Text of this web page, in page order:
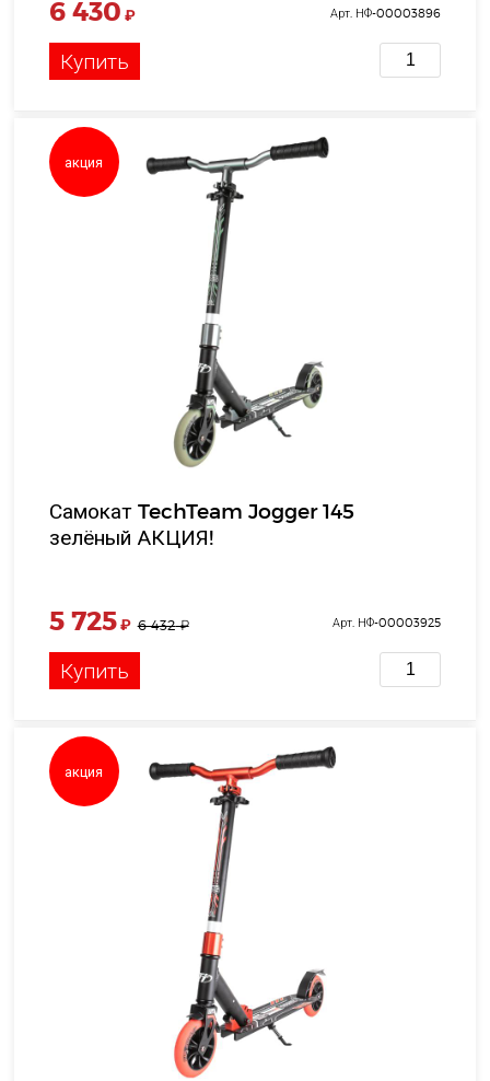
6 430 ₽ Арт. НФ-00003896
Купить
акция
Самокат TechTeam Jogger 145
зелёный АКЦИЯ!
5 725₽ 6 432₽ Арт. НФ-00003925
Купить
акция